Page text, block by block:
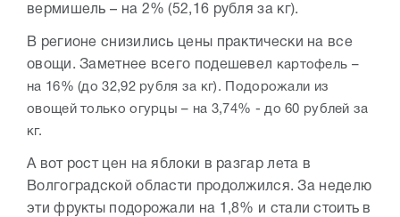
вермишель – на 2% (52,16 рубля за кг).
В регионе снизились цены практически на все
овощи. Заметнее всего подешевел картофель –
на 16% (до 32,92 рубля за кг). Подорожали из
овощей только огурцы – на 3,74% - до 60 рублей за
кг.
А вот рост цен на яблоки в разгар лета в
Волгоградской области продолжился. За неделю
эти фрукты подорожали на 1,8% и стали стоить в